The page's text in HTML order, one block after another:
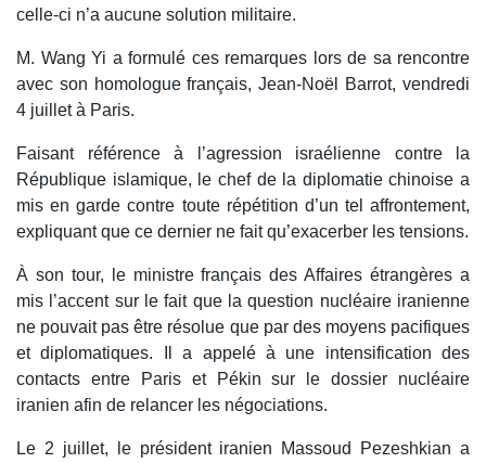
celle-ci n’a aucune solution militaire.
M. Wang Yi a formulé ces remarques lors de sa rencontre
avec son homologue français, Jean-Noël Barrot, vendredi
4 juillet à Paris.
Faisant référence à l’agression israélienne contre la
République islamique, le chef de la diplomatie chinoise a
mis en garde contre toute répétition d’un tel affrontement,
expliquant que ce dernier ne fait qu’exacerber les tensions.
À son tour, le ministre français des Affaires étrangères a
mis l’accent sur le fait que la question nucléaire iranienne
ne pouvait pas être résolue que par des moyens pacifiques
et diplomatiques. Il a appelé à une intensification des
contacts entre Paris et Pékin sur le dossier nucléaire
iranien afin de relancer les négociations.
Le 2 juillet, le président iranien Massoud Pezeshkian a